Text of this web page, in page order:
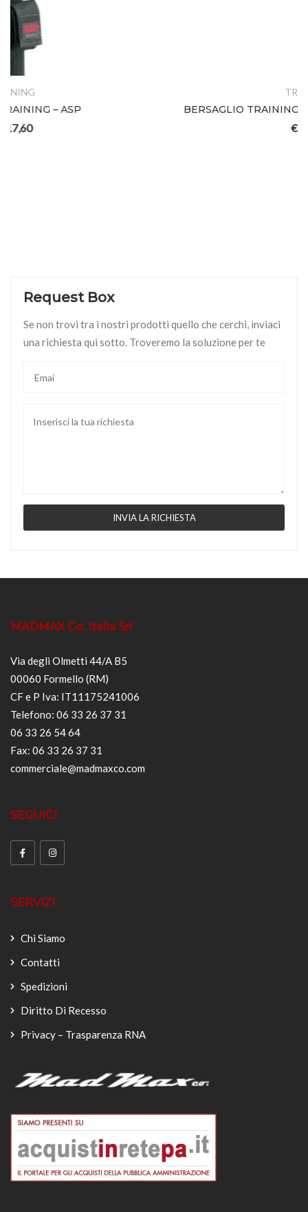
BERSAGLIO TRAINING 1 (cf.10) – SIGMA TACTICAL
Request Box
Se non trovi tra i nostri prodotti quello che cerchi, inviaci
una richiesta qui sotto. Troveremo la soluzione per te
MADMAX Co. Italia Srl
Via degli Olmetti 44/A B5
00060 Formello (RM)
CF e P Iva: IT11175241006
Telefono: 06 33 26 37 31
06 33 26 54 64
Fax: 06 33 26 37 31
commerciale@madmaxco.com
SEGUICI
SERVIZI
Chi Siamo
Contatti
Spedizioni
Diritto Di Recesso
Privacy – Trasparenza RNA